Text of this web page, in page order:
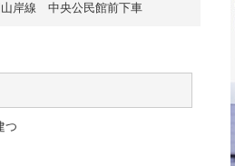
岸線　中央公民館前下車
つ